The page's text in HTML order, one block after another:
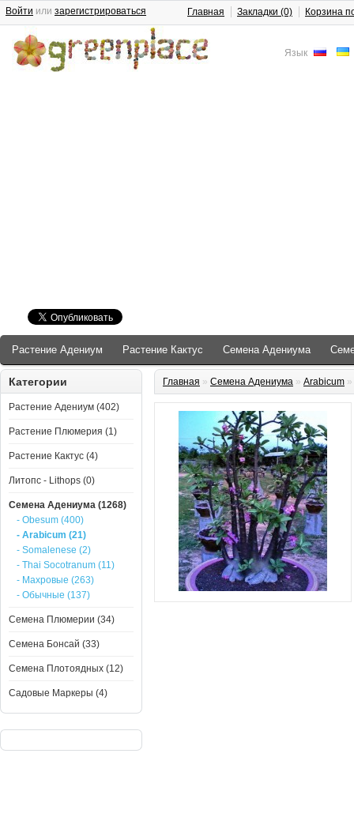
Язык
Войти или зарегистрироваться Главная Закладки (0) Корзина
Растение Адениум Растение Кактус Семена Адениума
Категории
Растение Адениум (402)
Растение Плюмерия (1)
Растение Кактус (4)
Литопс - Lithops (0)
Семена Адениума (1268)
- Obesum (400)
- Arabicum (21)
- Somalenese (2)
- Thai Socotranum (11)
- Махровые (263)
- Обычные (137)
Семена Плюмерии (34)
Семена Бонсай (33)
Семена Плотоядных (12)
Садовые Маркеры (4)
Главная » Семена Адениума » Arabicum »